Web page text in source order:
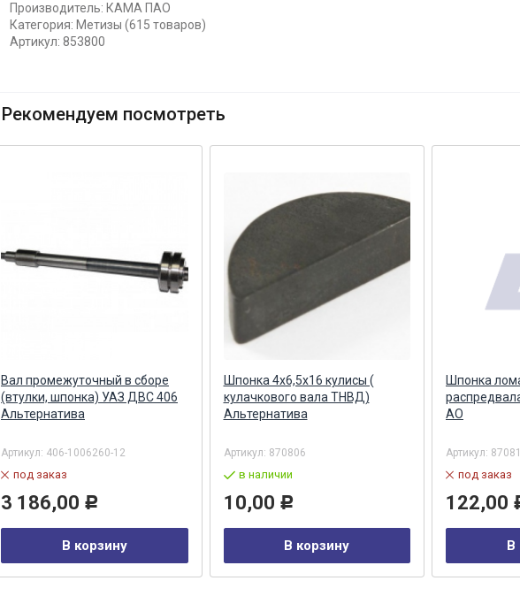
Производитель: КАМА ПАО
Категория: Метизы (615 товаров)
Артикул: 853800
Рекомендуем посмотреть
Вал промежуточный в сборе
(втулки, шпонка) УАЗ ДВС 406
Альтернатива
Артикул: 406-1006260-12
под заказ
3 186,00 Р
В корзину
Шпонка 4х6,5х16 кулисы (
кулачкового вала ТНВД)
Альтернатива
Артикул: 870806
в наличии
10,00 Р
В корзину
Шпонка
АО
Артикул:
под заказ
122,00
В